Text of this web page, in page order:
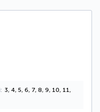
3, 4, 5, 6, 7, 8, 9, 10, 11,